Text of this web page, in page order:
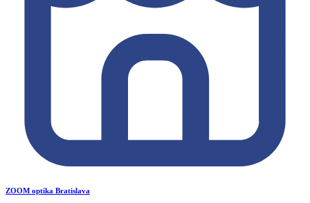
ZOOM optika Bratislava